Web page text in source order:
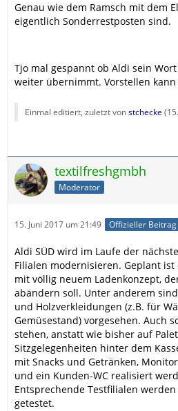
Genau wie dem Ramsch mit dem
eigentlich Sonderrestposten sind.
Tjo mal gespannt ob Aldi sein
weiter übernimmt. Vorstellen
Einmal editiert, zuletzt vonstchecke (
textilfreshgmbh
Moderator
15. Juni 2017 um 21:49 Offizieller Beitrag
Aldi SÜD wird im Laufe der
Filialen modernisieren. Geplant
mit völlig neuem Ladenkonzept,
abändern soll. Unter anderem
und Holzverkleidungen (z.B. für
Gemüsestand) vorgesehen. Auch
stehen, anstatt wie bisher auf
Sitzgelegenheiten hinter dem
mit Snacks und Getränken,
und ein Kunden-WC realisiert
Entsprechende Testfilialen
getestet.